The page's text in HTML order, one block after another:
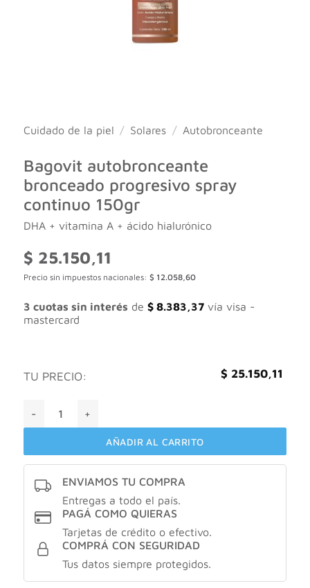
Cuidado de la piel / Solares / Autobronceante
Bagovit autobronceante
bronceado progresivo spray
continuo 150gr
DHA + vitamina A + ácido hialurónico
$ 25.150,11
Precio sin impuestos nacionales: $ 12.058,60
3 cuotas sin interés de $8.383,37vía visa -
mastercard
TU PRECIO: $ 25.150,11
AÑADIR AL CARRITO
ENVIAMOS TU COMPRA
Entregas a todo el país.
PAGÁ COMO QUIERAS
Tarjetas de crédito o efectivo.
COMPRÁ CON SEGURIDAD
Tus datos siempre protegidos.